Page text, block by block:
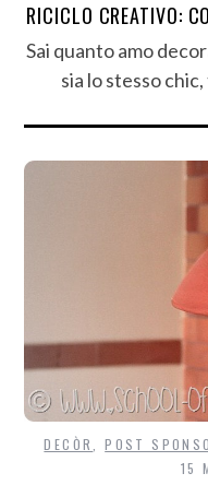
RICICLO CREATIVO:
Sai quanto amo
sia lo stesso
DECÒR ,POST
15